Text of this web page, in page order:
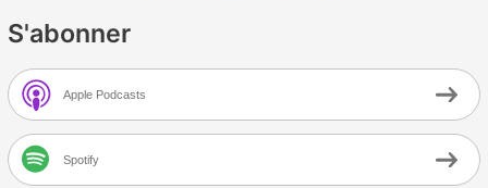
S'abonner
Apple Podcasts
Spotify